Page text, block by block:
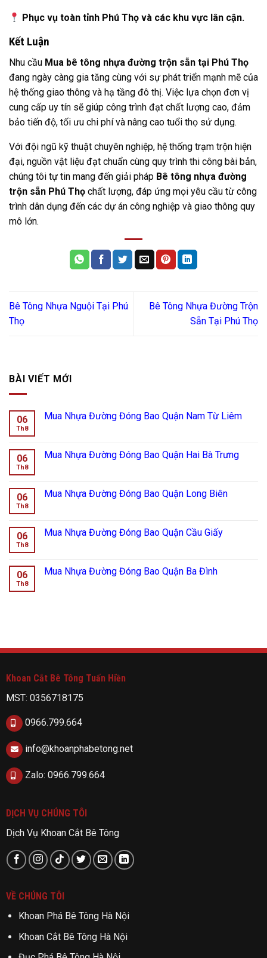
Phục vụ toàn tỉnh Phú Thọ và các khu vực lân cận.
Kết Luận
Nhu cầu Mua bê tông nhựa đường trộn sẵn tại Phú Thọ
đang ngày càng gia tăng cùng với sự phát triển mạnh mẽ của
hệ thống giao thông và hạ tầng đô thị. Việc lựa chọn đơn vị
cung cấp uy tín sẽ giúp công trình đạt chất lượng cao, đảm
bảo tiến độ, tối ưu chi phí và nâng cao tuổi thọ sử dụng.
Với đội ngũ kỹ thuật chuyên nghiệp, hệ thống trạm trộn hiện
đại, nguồn vật liệu đạt chuẩn cùng quy trình thi công bài bản,
chúng tôi tự tin mang đến giải pháp Bê tông nhựa đường
trộn sẵn Phú Thọ chất lượng, đáp ứng mọi yêu cầu từ công
trình dân dụng đến các dự án công nghiệp và giao thông quy
mô lớn.
Bê Tông Nhựa Nguội Tại Phú
Thọ
Bê Tông Nhựa Đường Trộn
Sẵn Tại Phú Thọ
BÀI VIẾT MỚI
06
Th8
Mua Nhựa Đường Đóng Bao Quận Nam Từ Liêm
06
Th8
Mua Nhựa Đường Đóng Bao Quận Hai Bà Trưng
06
Th8
Mua Nhựa Đường Đóng Bao Quận Long Biên
06
Th8
Mua Nhựa Đường Đóng Bao Quận Cầu Giấy
06
Th8
Mua Nhựa Đường Đóng Bao Quận Ba Đình
Khoan Cắt Bê Tông Tuấn Hiền
MST: 0356718175
0966.799.664
info@khoanphabetong.net
Zalo: 0966.799.664
DỊCH VỤ CHÚNG TÔI
Dịch Vụ Khoan Cắt Bê Tông
VỀ CHÚNG TÔI
Khoan Phá Bê Tông Hà Nội
Khoan Cắt Bê Tông Hà Nội